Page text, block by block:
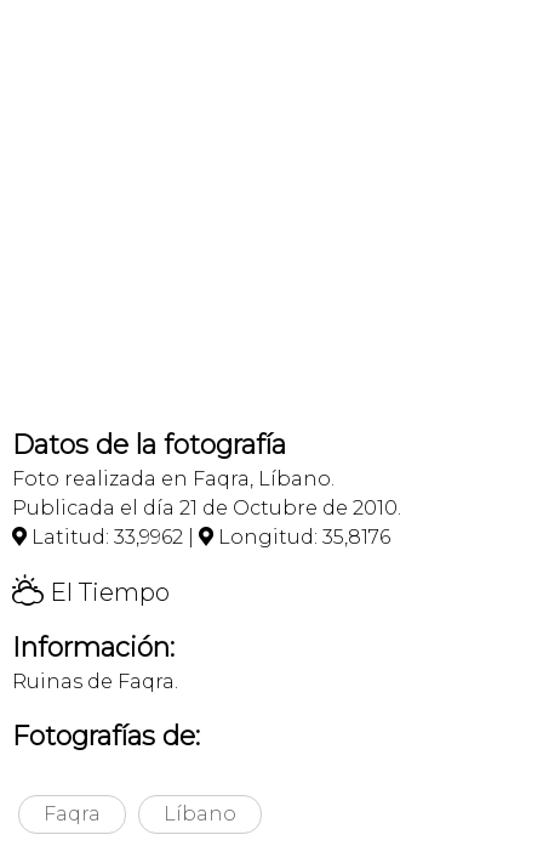
Datos de la fotografía
Foto realizada en Faqra, Líbano.
Publicada el día 21 de Octubre de 2010.
 Latitud: 33,9962 |  Longitud: 35,8176
H El Tiempo
Información:
Ruinas de Faqra.
Fotografías de:
Faqra Líbano